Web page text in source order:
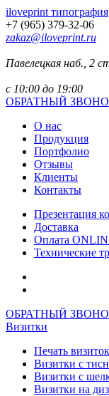
iloveprint типография
+7 (965) 379-32-06
zakaz@iloveprint.ru
Павелецкая наб., 2
с 10:00 до 19:00
ОБРАТНЫЙ
О нас
Продукция
Портфолио
Отзывы
Клиенты
Контакты
Презентация
Доставка
Оплата
Технические
ОБРАТНЫЙ
Визитки
Печать визиток
Визитки с
Визитки с
Визитки на